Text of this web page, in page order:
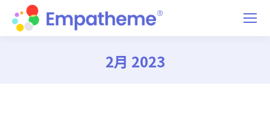
2月 2023